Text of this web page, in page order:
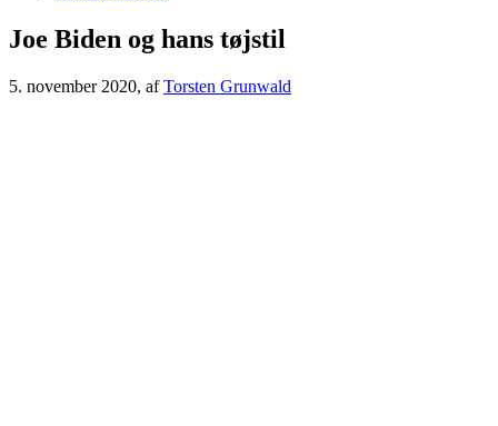
Joe Biden og hans tøjstil
5. november 2020, afTorsten Grunwald